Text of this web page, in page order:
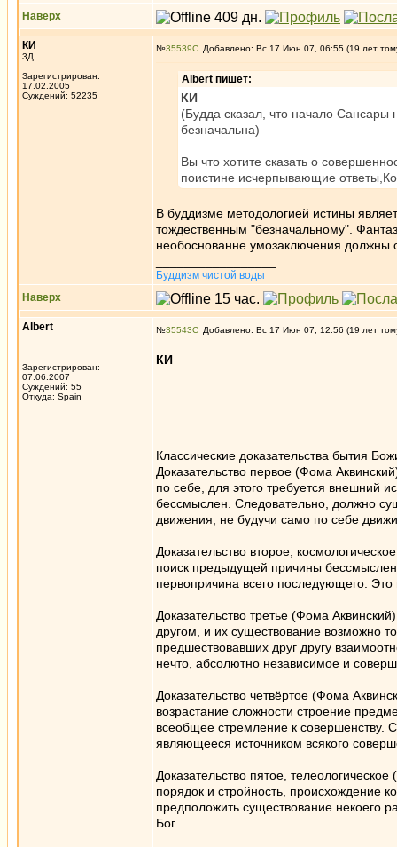
Наверх
КИ
3Д
Зарегистрирован:
17.02.2005
Суждений: 52235
№35539 Добавлено: Вс 17 Июн 07, 06:55 (19 лет
Albert пишет:
КИ
(Будда сказал, что начало
безначальна)
Вы что хотите сказать о
поистине исчерпывающие
В буддизме методологией истины
тождественным "безначальному".
необоснованне умозаключения должны
Буддизм чистой воды
Наверх
Albert
Зарегистрирован:
07.06.2007
Суждений: 55
Откуда: Spain
№35543 Добавлено: Вс 17 Июн 07, 12:56 (19 лет
КИ
Классические доказательства бытия
Доказательство первое (Фома
по себе, для этого требуется внешний
бессмыслен. Следовательно, должно
движения, не будучи само по себе
Доказательство второе,
поиск предыдущей причины
первопричина всего последующего. Это
Доказательство третье (Фома
другом, и их существование возможно
предшествовавших друг другу
нечто, абсолютно независимое и
Доказательство четвёртое (Фома
возрастание сложности строение
всеобщее стремление к совершенству.
являющееся источником всякого
Доказательство пятое,
порядок и стройность, происхождение
предположить существование некоего
Бог.